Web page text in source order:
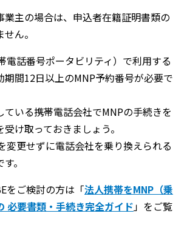
業主の場合は、申込者在籍証明書類の
ん。
電話番号ポータビリティ）で利用する
期間12日以上のMNP予約番号が必要で
ている携帯電話会社でMNPの手続きを
け取っておきましょう。
変更せずに電話会社を乗り換えられる
。
をご検討の方は「法人携帯をMNP（乗
必要書類・手続き完全ガイド」をご覧